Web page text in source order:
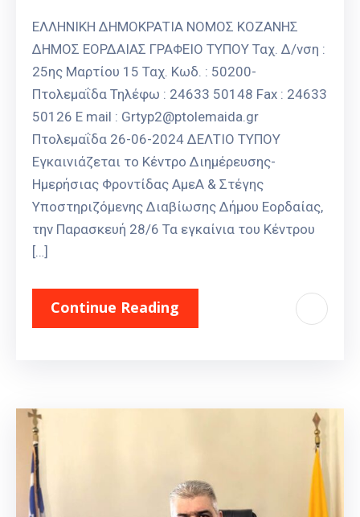
ΕΛΛΗΝΙΚΗ ΔΗΜΟΚΡΑΤΙΑ ΝΟΜΟΣ ΚΟΖΑΝΗΣ
ΔΗΜΟΣ ΕΟΡΔΑΙΑΣ ΓΡΑΦΕΙΟ ΤΥΠΟΥ Ταχ. Δ/νση :
25ης Μαρτίου 15 Ταχ. Κωδ. : 50200-
Πτολεμαΐδα Τηλέφω : 24633 50148 Fax : 24633
50126 E mail : Grtyp2@ptolemaida.gr
Πτολεμαΐδα 26-06-2024 ΔΕΛΤΙΟ ΤΥΠΟΥ
Εγκαινιάζεται το Κέντρο Διημέρευσης-
Ημερήσιας Φροντίδας ΑμεΑ & Στέγης
Υποστηριζόμενης Διαβίωσης Δήμου Εορδαίας,
την Παρασκευή 28/6 Τα εγκαίνια του Κέντρου
[…]
Continue Reading